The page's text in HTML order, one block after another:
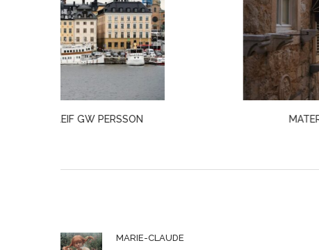
MATER DOLOROSA · JURICA PAVIČIĆ
MARIE-CLAUDE